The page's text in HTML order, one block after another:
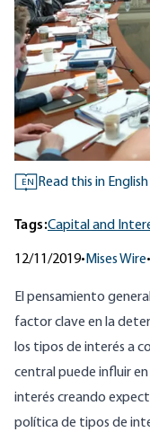
EN Read this in English
Tags:Capital and
12/11/2019• Mises Wire•
El pensamiento
factor clave en la
los tipos de interés a
central puede influir
interés creando
política de tipos de